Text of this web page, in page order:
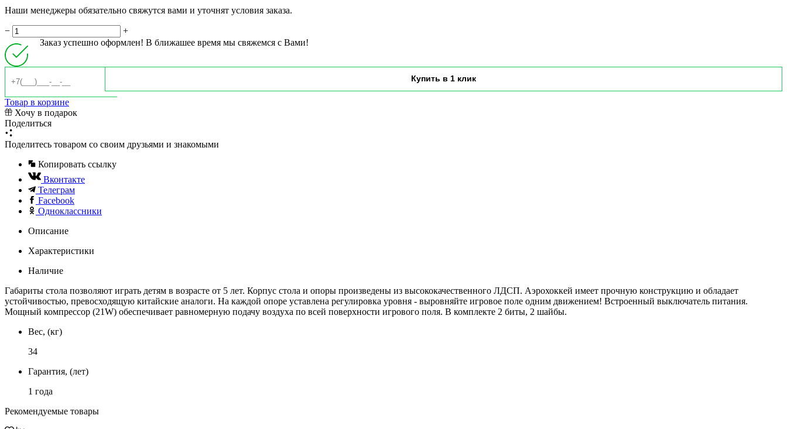
Наши менеджеры обязательно свяжутся вами и уточнят условия заказа.
−
+
Заказ успешно оформлен! В ближашее время мы свяжемся с Вами!
Товар в корзине
Хочу в подарок
Поделиться
Поделитесь товаром со своим друзьями и знакомыми
Копировать ссылку
Вконтакте
Телеграм
Facebook
Одноклассники
Описание
Характеристики
Наличие
Габариты стола позволяют играть детям в возрасте от 5 лет. Корпус стола и опоры произведены из высококачественного ЛДСП. Аэрохоккей имеет прочную конструкцию и обладает
устойчивостью, превосходящую китайские аналоги. На каждой опоре уставлена регулировка уровня - выровняйте игровое поле одним движением! Встроенный выключатель питания.
Мощный компрессор (21W) обеспечивает равномерную подачу воздуха по всей поверхности игрового поля. В комплекте 2 биты, 2 шайбы.
Вес, (кг)
34
Гарантия, (лет)
1 года
Рекомендуемые товары